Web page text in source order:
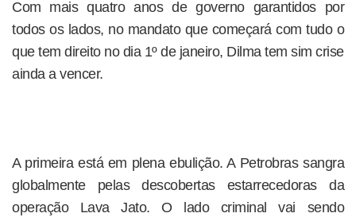
Com mais quatro anos de governo garantidos por
todos os lados, no mandato que começará com tudo o
que tem direito no dia 1º de janeiro, Dilma tem sim crise
ainda a vencer.
A primeira está em plena ebulição. A Petrobras sangra
globalmente pelas descobertas estarrecedoras da
operação Lava Jato. O lado criminal vai sendo